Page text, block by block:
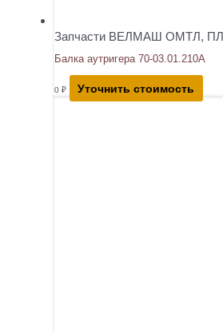
Запчасти ВЕЛМАШ ОМТЛ, ПЛ
Балка аутригера 70-03.01.210А
0 ₽ Уточнить стоимость